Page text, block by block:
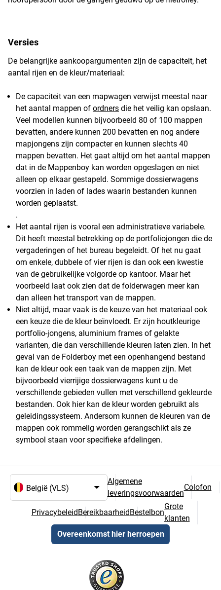
Versies
De belangrijke aankoopargumenten zijn de capaciteit, het
aantal rijen en de kleur/materiaal:
De capaciteit van een mapwagen verwijst meestal naar
het aantal mappen of ordners die het veilig kan opslaan.
Veel modellen kunnen bijvoorbeeld 80 of 100 mappen
bevatten, andere kunnen 200 bevatten en nog andere
mapjongens zijn compacter en kunnen slechts 40
mappen bevatten. Het gaat altijd om het aantal mappen
dat in de Mappenboy kan worden opgeslagen en niet
alleen op elkaar gestapeld. Sommige dossierwagens
voorzien in laden of lades waarin bestanden kunnen
worden geplaatst.
.
Het aantal rijen is vooral een administratieve variabele.
Dit heeft meestal betrekking op de portfoliojongen die de
vergaderingen of het bureau begeleidt. Of het nu gaat
om enkele, dubbele of vier rijen is dan ook een kwestie
van de gebruikelijke volgorde op kantoor. Maar het
voorbeeld laat ook zien dat de folderwagen meer kan
dan alleen het transport van de mappen.
Niet altijd, maar vaak is de keuze van het materiaal ook
een keuze die de kleur beïnvloedt. Er zijn houtkleurige
portfolio-jongens, aluminium frames of gelakte
varianten, die dan verschillende kleuren laten zien. In het
geval van de Folderboy met een openhangend bestand
kan de kleur ook een taak van de mappen zijn. Met
bijvoorbeeld vierrijige dossierwagens kunt u de
verschillende gebieden vullen met verschillend gekleurde
bestanden. Ook hier kan de kleur worden gebruikt als
geleidingssysteem. Andersom kunnen de kleuren van de
mappen ook rommelig worden gerangschikt als ze
symbool staan voor specifieke afdelingen.
Algemene
leveringsvoorwaarden
Colofon
Privacybeleid Bereikbaarheid Bestelbon
Grote
klanten
Overeenkomst hier herroepen